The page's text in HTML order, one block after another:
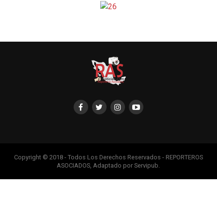
Copyright © 2018 - Todos Los Derechos Reservados - REPORTEROS
ASOCIADOS, Adaptado por Servipub.